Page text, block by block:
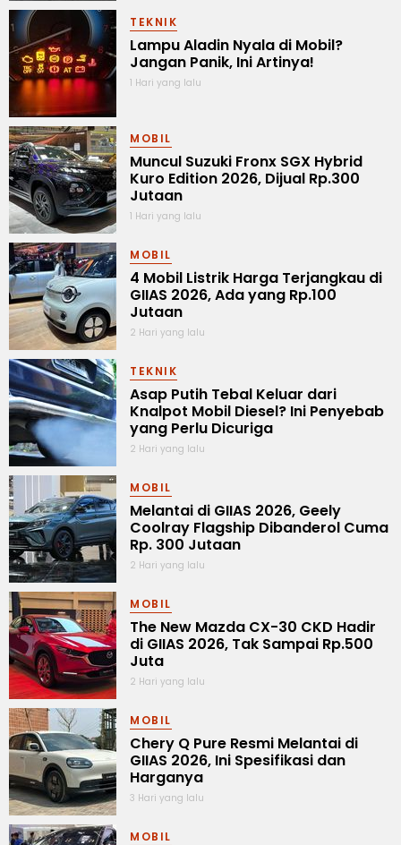
TEKNIK
Lampu Aladin Nyala di Mobil?
Jangan Panik, Ini Artinya!
1 Hari yang lalu
MOBIL
Muncul Suzuki Fronx SGX Hybrid
Kuro Edition 2026, Dijual Rp.300
Jutaan
1 Hari yang lalu
MOBIL
4 Mobil Listrik Harga Terjangkau di
GIIAS 2026, Ada yang Rp.100
Jutaan
2 Hari yang lalu
TEKNIK
Asap Putih Tebal Keluar dari
Knalpot Mobil Diesel? Ini Penyebab
yang Perlu Dicuriga
2 Hari yang lalu
MOBIL
Melantai di GIIAS 2026, Geely
Coolray Flagship Dibanderol Cuma
Rp. 300 Jutaan
2 Hari yang lalu
MOBIL
The New Mazda CX-30 CKD Hadir
di GIIAS 2026, Tak Sampai Rp.500
Juta
2 Hari yang lalu
MOBIL
Chery Q Pure Resmi Melantai di
GIIAS 2026, Ini Spesifikasi dan
Harganya
3 Hari yang lalu
MOBIL